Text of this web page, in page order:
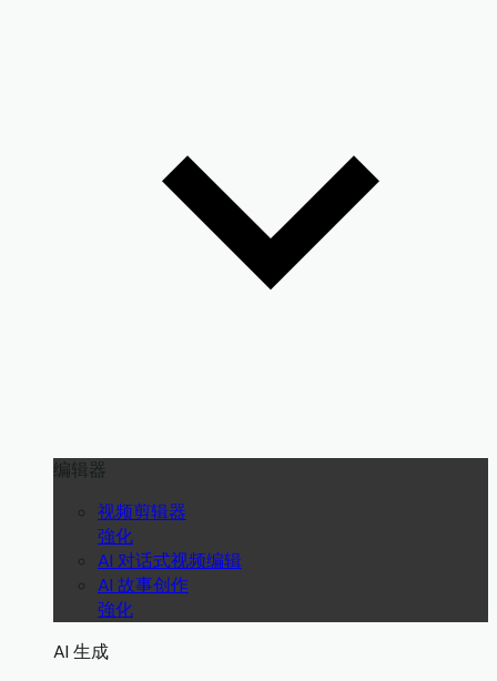
编辑器
视频剪辑器
強化
AI 对话式视频编辑
AI 故事创作
強化
AI 生成